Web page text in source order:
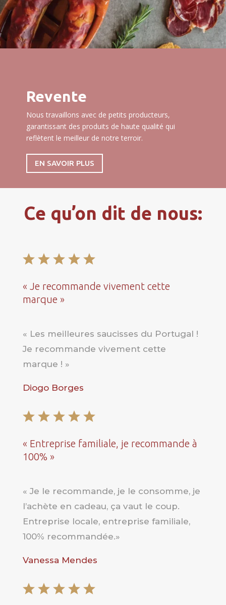
Revente
Nous travaillons avec de petits producteurs,
garantissant des produits de haute qualité qui
reflètent le meilleur de notre terroir.
EN SAVOIR PLUS
Ce qu’on dit de nous:
« Je recommande vivement cette
marque »
« Les meilleures saucisses du Portugal !
Je recommande vivement cette
marque ! »
Diogo Borges
« Entreprise familiale, je recommande à
100% »
« Je le recommande, je le consomme, je
l’achète en cadeau, ça vaut le coup.
Entreprise locale, entreprise familiale,
100% recommandée.»
Vanessa Mendes